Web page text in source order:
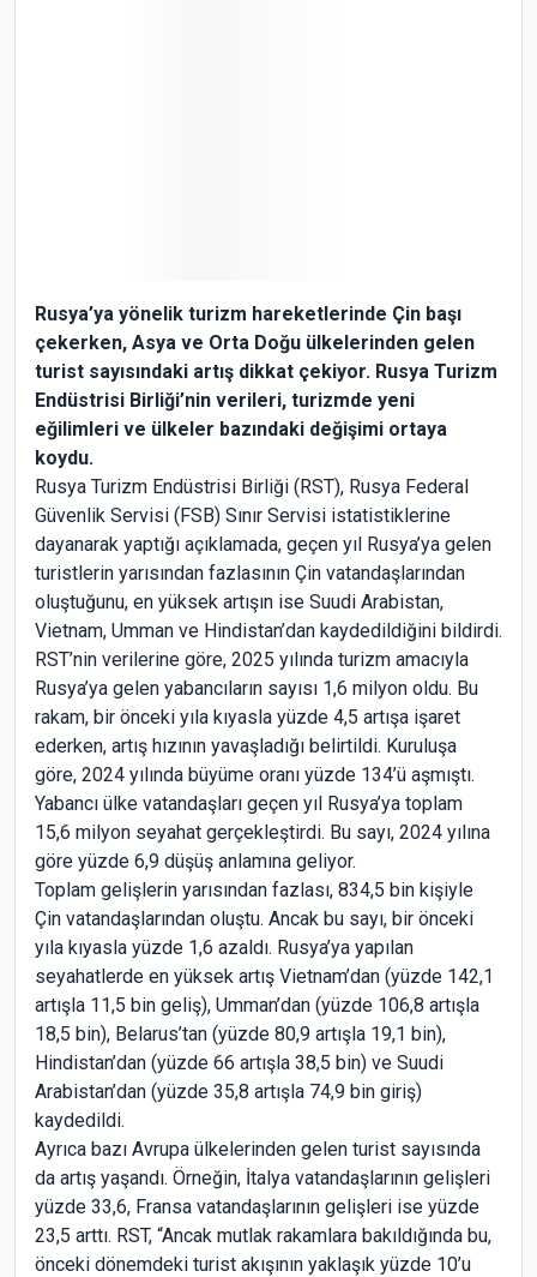
Rusya’ya yönelik turizm hareketlerinde Çin başı
çekerken, Asya ve Orta Doğu ülkelerinden gelen
turist sayısındaki artış dikkat çekiyor. Rusya Turizm
Endüstrisi Birliği’nin verileri, turizmde yeni
eğilimleri ve ülkeler bazındaki değişimi ortaya
koydu.
Rusya Turizm Endüstrisi Birliği (RST), Rusya Federal
Güvenlik Servisi (FSB) Sınır Servisi istatistiklerine
dayanarak yaptığı açıklamada, geçen yıl Rusya’ya gelen
turistlerin yarısından fazlasının Çin vatandaşlarından
oluştuğunu, en yüksek artışın ise Suudi Arabistan,
Vietnam, Umman ve Hindistan’dan kaydedildiğini bildirdi.
RST’nin verilerine göre, 2025 yılında turizm amacıyla
Rusya’ya gelen yabancıların sayısı 1,6 milyon oldu. Bu
rakam, bir önceki yıla kıyasla yüzde 4,5 artışa işaret
ederken, artış hızının yavaşladığı belirtildi. Kuruluşa
göre, 2024 yılında büyüme oranı yüzde 134’ü aşmıştı.
Yabancı ülke vatandaşları geçen yıl Rusya’ya toplam
15,6 milyon seyahat gerçekleştirdi. Bu sayı, 2024 yılına
göre yüzde 6,9 düşüş anlamına geliyor.
Toplam gelişlerin yarısından fazlası, 834,5 bin kişiyle
Çin vatandaşlarından oluştu. Ancak bu sayı, bir önceki
yıla kıyasla yüzde 1,6 azaldı. Rusya’ya yapılan
seyahatlerde en yüksek artış Vietnam’dan (yüzde 142,1
artışla 11,5 bin geliş), Umman’dan (yüzde 106,8 artışla
18,5 bin), Belarus’tan (yüzde 80,9 artışla 19,1 bin),
Hindistan’dan (yüzde 66 artışla 38,5 bin) ve Suudi
Arabistan’dan (yüzde 35,8 artışla 74,9 bin giriş)
kaydedildi.
Ayrıca bazı Avrupa ülkelerinden gelen turist sayısında
da artış yaşandı. Örneğin, İtalya vatandaşlarının gelişleri
yüzde 33,6, Fransa vatandaşlarının gelişleri ise yüzde
23,5 arttı. RST, “Ancak mutlak rakamlara bakıldığında bu,
önceki dönemdeki turist akışının yaklaşık yüzde 10’u